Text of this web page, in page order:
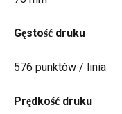
Gęstość druku
576 punktów / linia
Prędkość druku